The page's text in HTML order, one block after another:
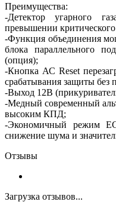
Преимущества:
-Детектор угарного
превышении критического
-Функция объединения
блока параллельного
(опция);
-Кнопка АС Reset
срабатывания защиты без
-Выход 12В
-Медный современный
высоким КПД;
-Экономичный режим
снижение шума и
Отзывы
Загрузка отзывов...